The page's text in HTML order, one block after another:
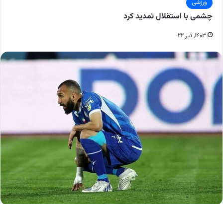
ورزشی
چشمی با استقلال تمدید کرد
۱۴۰۳, تیر ۲۲